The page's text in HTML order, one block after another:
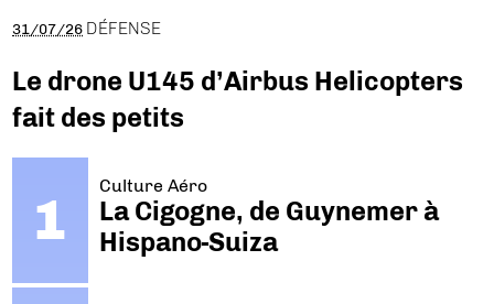
31/07/26 DÉFENSE
Le drone U145 d’Airbus Helicopters
fait des petits
Culture Aéro
La Cigogne, de Guynemer à
Hispano-Suiza